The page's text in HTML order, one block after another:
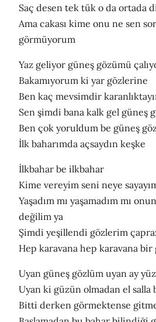
Saç desen tek tük o da ortada
Ama cakası kime onu ne sen
görmüyorum
Yaz geliyor güneş gözümü
Bakamıyorum ki yar gözlerine
Ben kaç mevsimdir
Sen şimdi bana kalk gel güneş
Ben çok yoruldum be güneş
İlk baharımda açsaydın keşke
İlkbahar be ilkbahar
Kime vereyim seni neye
Yaşadım mı yaşamadım mı
değilim ya
Şimdi yeşillendi gözlerim
Hep karavana hep karavana
Uyan güneş gözlüm uyan ay
Uyan ki güzün olmadan el salla
Bitti derken görmektense